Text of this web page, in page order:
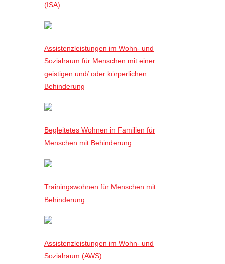
(ISA)
Assistenzleistungen im Wohn- und
Sozialraum für Menschen mit einer
geistigen und/ oder körperlichen
Behinderung
Begleitetes Wohnen in Familien für
Menschen mit Behinderung
Trainingswohnen für Menschen mit
Behinderung
Assistenzleistungen im Wohn- und
Sozialraum (AWS)